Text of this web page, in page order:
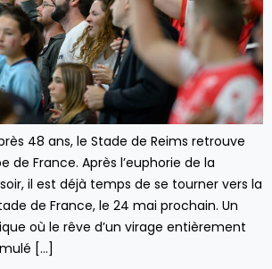
48 ans, le Stade de Reims retrouve
de France. Après l’euphorie de la
il est déjà temps de se tourner vers la
de France, le 24 mai prochain. Un
où le rêve d’un virage entièrement
[…]